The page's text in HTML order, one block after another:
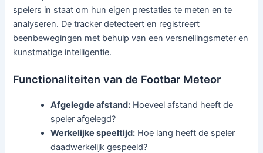
spelers in staat om hun eigen prestaties te meten en te
analyseren. De tracker detecteert en registreert
beenbewegingen met behulp van een versnellingsmeter en
kunstmatige intelligentie.
Functionaliteiten van de Footbar Meteor
Afgelegde afstand: Hoeveel afstand heeft de
speler afgelegd?
Werkelijke speeltijd: Hoe lang heeft de speler
daadwerkelijk gespeeld?